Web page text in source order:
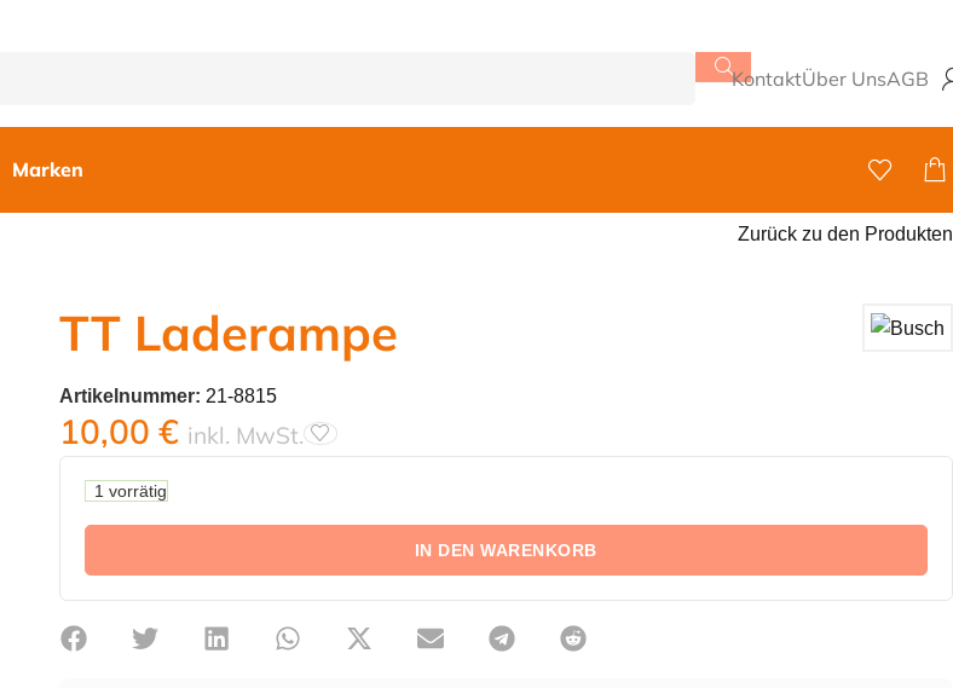
KontaktÜber UnsAGB
Marken
Zurück zu den Produkten
TT Laderampe
Artikelnummer: 21-8815
10,00 € inkl. MwSt.
1 vorrätig
IN DEN WARENKORB